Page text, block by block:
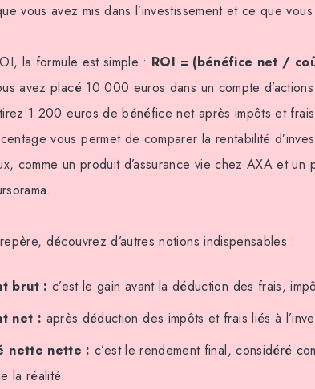
vous avez mis dans l’investissement et ce que
la formule est simple : ROI = (bénéfice net /
avez placé 10 000 euros dans un compte
1 200 euros de bénéfice net après impôts et
vous permet de comparer la rentabilité
comme un produit d’assurance vie chez AXA et un
découvrez d’autres notions indispensables :
brut : c’est le gain avant la déduction des frais,
net : après déduction des impôts et frais liés à
nette nette : c’est le rendement final, considéré
la réalité.